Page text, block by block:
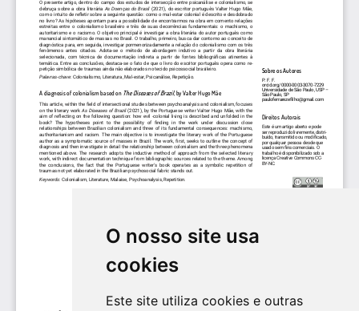
O nosso site usa
cookies
Este site utiliza cookies e outras